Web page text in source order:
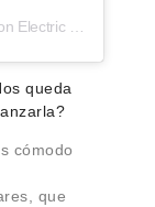
Una publicación compartida de Simon Electric (@simonelectric)
queda
cómodo
que